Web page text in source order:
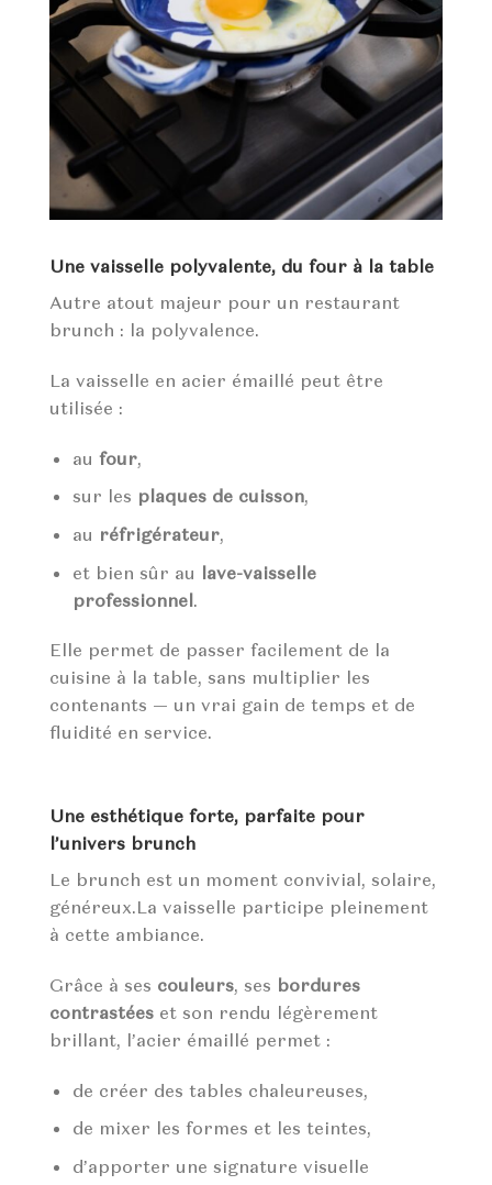
Une vaisselle polyvalente, du four à la table
Autre atout majeur pour un restaurant
brunch : la polyvalence.
La vaisselle en acier émaillé peut être
utilisée :
au four,
sur les plaques de cuisson,
au réfrigérateur,
et bien sûr au lave-vaisselle
professionnel.
Elle permet de passer facilement de la
cuisine à la table, sans multiplier les
contenants — un vrai gain de temps et de
fluidité en service.
Une esthétique forte, parfaite pour
l’univers brunch
Le brunch est un moment convivial, solaire,
généreux.La vaisselle participe pleinement
à cette ambiance.
Grâce à ses couleurs, ses bordures
contrastées et son rendu légèrement
brillant, l’acier émaillé permet :
de créer des tables chaleureuses,
de mixer les formes et les teintes,
d’apporter une signature visuelle